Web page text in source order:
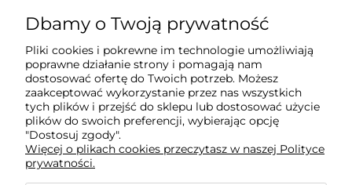
ul. Górecka 60, 43-430 Pogórze
Moje konto
Płatności i dostawa
Dbamy o Twoją prywatność
Pliki cookies i pokrewne im technologie umożliwiają
poprawne działanie strony i pomagają nam
dostosować ofertę do Twoich potrzeb. Możesz
zaakceptować wykorzystanie przez nas wszystkich
tych plików i przejść do sklepu lub dostosować użycie
plików do swoich preferencji, wybierając opcję
"Dostosuj zgody".
Więcej o plikach cookies przeczytasz w naszej Polityce
prywatności.